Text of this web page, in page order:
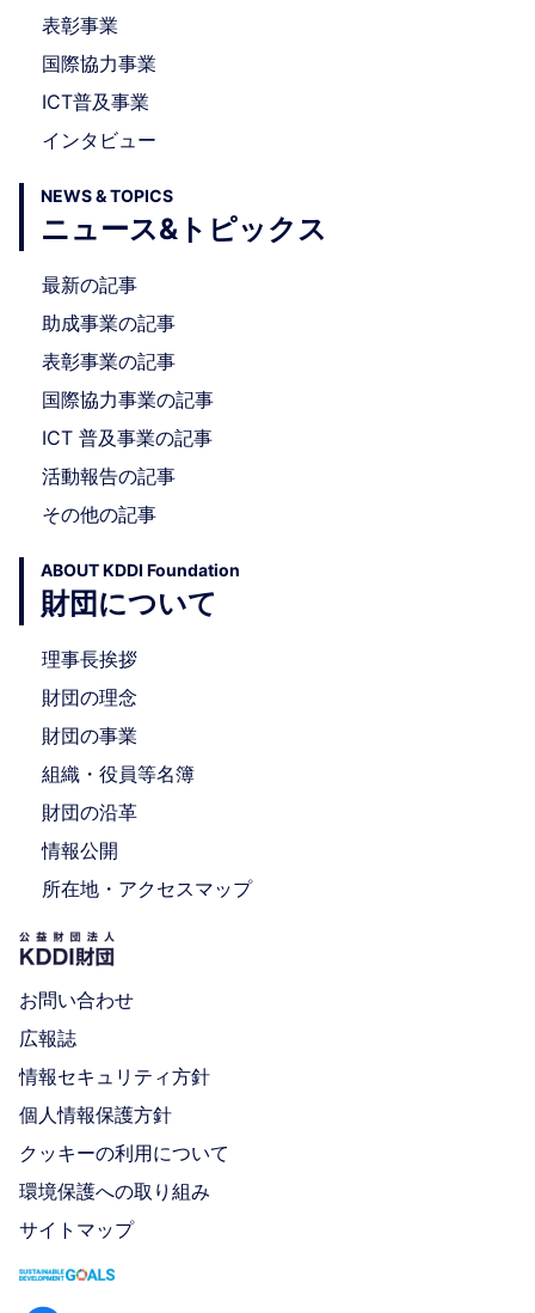
表彰事業
国際協力事業
ICT普及事業
インタビュー
NEWS & TOPICS
ニュース&トピックス
最新の記事
助成事業の記事
表彰事業の記事
国際協力事業の記事
ICT 普及事業の記事
活動報告の記事
その他の記事
ABOUT KDDI Foundation
財団について
理事長挨拶
財団の理念
財団の事業
組織・役員等名簿
財団の沿革
情報公開
所在地・アクセスマップ
お問い合わせ
広報誌
情報セキュリティ方針
個人情報保護方針
クッキーの利用について
環境保護への取り組み
サイトマップ